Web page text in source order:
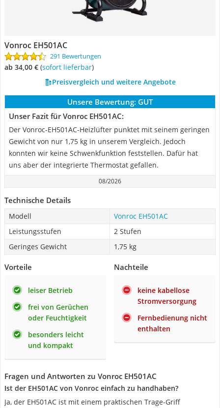
Vonroc EH501AC
291 Bewertungen
ab 34,00 € ( Sofort lieferbar)
Preisvergleich und weitere Angebote
Unsere Bewertung: GUT
Unser Fazit für Vonroc EH501AC:
Der Vonroc-EH501AC-Heizlüfter punktet mit seinem geringen
Gewicht von nur 1,75 kg in unserem Vergleich. Jedoch
konnten wir keine Schwenkfunktion feststellen. Dafür hat
uns aber der integrierte Thermostat gefallen.
08/2026
Technische Details
Modell
Vonroc EH501AC
Leistungsstufen
2 Stufen
Geringes Gewicht
1,75 kg
Vorteile
leiser Betrieb
frei von Gerüchen
oder Feuchtigkeit
besonders leicht
und kompakt
Nachteile
keine kabellose
Stromversorgung
Fernbedienung nicht
enthalten
Fragen und Antworten zu Vonroc EH501AC
Ist der EH501AC von Vonroc einfach zu handhaben?
Ja, der EH501AC ist mit einem praktischen Trage-Griff